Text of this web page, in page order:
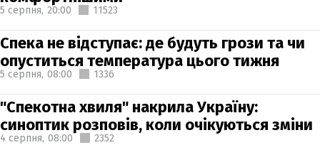
5 серпня, 20:00 11523
Спека не відступає: де будуть грози та чи
опуститься температура цього тижня
5 серпня, 08:00 1336
"Спекотна хвиля" накрила Україну:
синоптик розповів, коли очікуються зміни
4 серпня, 08:00 2352